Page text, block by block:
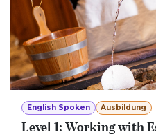
English Spoken Ausbildung
Level 1: Working with